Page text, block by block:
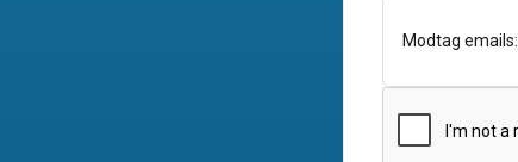
Modtag emails: